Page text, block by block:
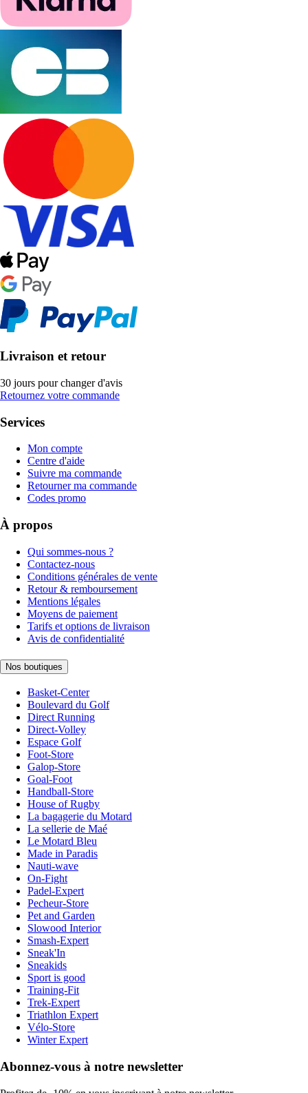
Livraison et retour
30 jours pour changer d'avis
Retournez votre commande
Services
Mon compte
Centre d'aide
Suivre ma commande
Retourner ma commande
Codes promo
À propos
Qui sommes-nous ?
Contactez-nous
Conditions générales de vente
Retour & remboursement
Mentions légales
Moyens de paiement
Tarifs et options de livraison
Avis de confidentialité
Nos boutiques
Basket-Center
Boulevard du Golf
Direct Running
Direct-Volley
Espace Golf
Foot-Store
Galop-Store
Goal-Foot
Handball-Store
House of Rugby
La bagagerie du Motard
La sellerie de Maé
Le Motard Bleu
Made in Paradis
Nauti-wave
On-Fight
Padel-Expert
Pecheur-Store
Pet and Garden
Slowood Interior
Smash-Expert
Sneak'In
Sneakids
Sport is good
Training-Fit
Trek-Expert
Triathlon Expert
Vélo-Store
Winter Expert
Abonnez-vous à notre newsletter